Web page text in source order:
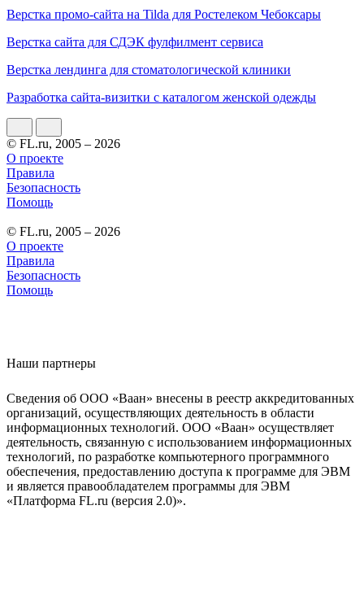
Верстка промо-сайта на Tilda для Ростелеком Чебоксары
Верстка сайта для СДЭК фулфилмент сервиса
Верстка лендинга для стоматологической клиники
Разработка сайта-визитки с каталогом женской одежды
© FL.ru, 2005 – 2026
О проекте
Правила
Безопасность
Помощь
© FL.ru, 2005 – 2026
О проекте
Правила
Безопасность
Помощь
Наши партнеры
Сведения об ООО «Ваан» внесены в реестр аккредитованных
организаций, осуществляющих деятельность в области
информационных технологий. ООО «Ваан» осуществляет
деятельность, связанную с использованием информационных
технологий, по разработке компьютерного программного
обеспечения, предоставлению доступа к программе для ЭВМ
и является правообладателем программы для ЭВМ
«Платформа FL.ru (версия 2.0)».